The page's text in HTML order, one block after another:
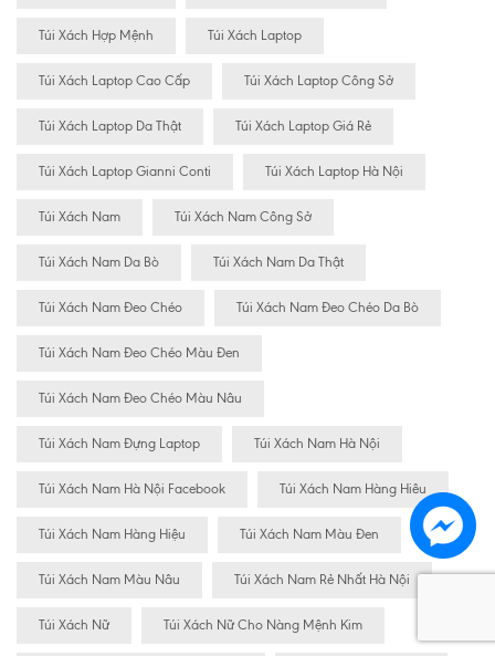
Túi Xách Hợp Mệnh Túi Xách Laptop
Túi Xách Laptop Cao Cấp Túi Xách Laptop Công Sở
Túi Xách Laptop Da Thật Túi Xách Laptop Giá Rẻ
Túi Xách Laptop Gianni Conti Túi Xách Laptop Hà Nội
Túi Xách Nam Túi Xách Nam Công Sở
Túi Xách Nam Da Bò Túi Xách Nam Da Thật
Túi Xách Nam Đeo Chéo Túi Xách Nam Đeo Chéo Da Bò
Túi Xách Nam Đeo Chéo Màu Đen
Túi Xách Nam Đeo Chéo Màu Nâu
Túi Xách Nam Đựng Laptop Túi Xách Nam Hà Nội
Túi Xách Nam Hà Nội Facebook Túi Xách Nam Hàng Hiêu
Túi Xách Nam Hàng Hiệu Túi Xách Nam Màu Đen
Túi Xách Nam Màu Nâu Túi Xách Nam Rẻ Nhất Hà Nội
Túi Xách Nữ Túi Xách Nữ Cho Nàng Mệnh Kim